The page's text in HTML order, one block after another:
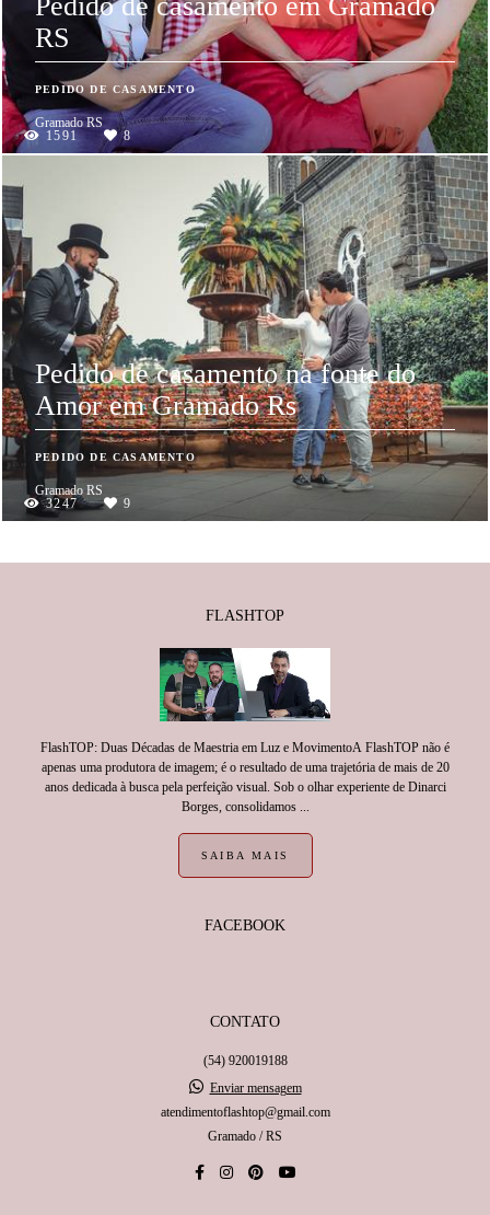
RS
PEDIDO DE CASAMENTO
Gramado RS
1591
8
Pedido de casamento na fonte do
Amor em Gramado Rs
PEDIDO DE CASAMENTO
Gramado RS
3247
9
FLASHTOP
FlashTOP: Duas Décadas de Maestria em Luz e MovimentoA FlashTOP não é
apenas uma produtora de imagem; é o resultado de uma trajetória de mais de 20
anos dedicada à busca pela perfeição visual. Sob o olhar experiente de Dinarci
Borges, consolidamos ...
SAIBA MAIS
FACEBOOK
CONTATO
(54) 920019188
Enviar mensagem
atendimentoflashtop@gmail.com
Gramado / RS